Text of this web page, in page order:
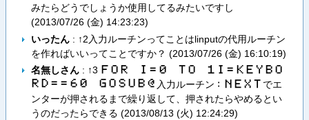
みたらどうでしょうか使用してるみたいですし
(2013/07/26 (金) 14:23:23)
いったん: ↑2入力ルーチンってことはlinputの代用ルーチン
を作ればいいってことですか？ (2013/07/26 (金) 16:10:19)
名無しさん: ↑3 Ｆ​Ｏ​Ｒ​ ​Ｉ​＝​０​ ​Ｔ​Ｏ​ ​１​Ｉ​＝​Ｋ​Ｅ​Ｙ​Ｂ​Ｏ​
Ｒ​Ｄ​＝​＝​６​０​ ​Ｇ​Ｏ​Ｓ​Ｕ​Ｂ​＠ 入力ルーチン ：​Ｎ​Ｅ​Ｘ​Ｔ でエ
ンターが押されるまで繰り返して、押されたらやめるとい
うのだったらできる (2013/08/13 (火) 12:24:29)